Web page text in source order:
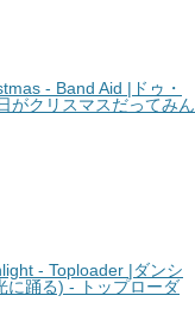
- Band Aid |ドゥ・
がクリスマスだってみん
- Toploader |ダンシ
に踊る) - トップローダ